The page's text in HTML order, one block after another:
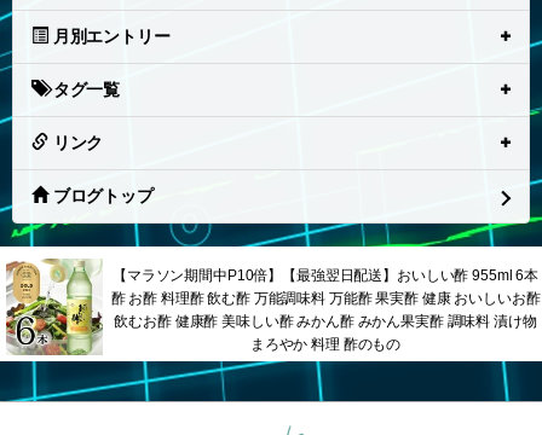
月別エントリー
タグ一覧
リンク
ブログトップ
【マラソン期間中P10倍】【最強翌日配送】おいしい酢 955ml 6本
酢 お酢 料理酢 飲む酢 万能調味料 万能酢 果実酢 健康 おいしいお酢
飲むお酢 健康酢 美味しい酢 みかん酢 みかん果実酢 調味料 漬け物
まろやか 料理 酢のもの